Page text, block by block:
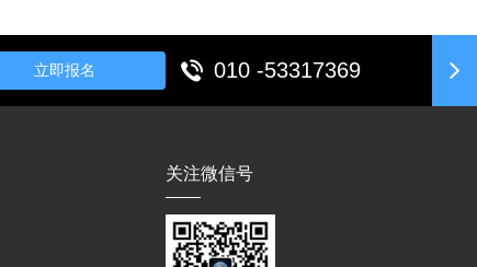
立即报名 010 -53317369
关注微信号